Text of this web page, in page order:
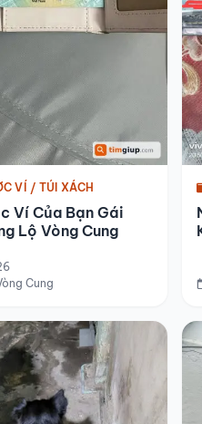
VÍ / TÚI XÁCH
Ví Của Bạn Gái
Lộ Vòng Cung
Cung